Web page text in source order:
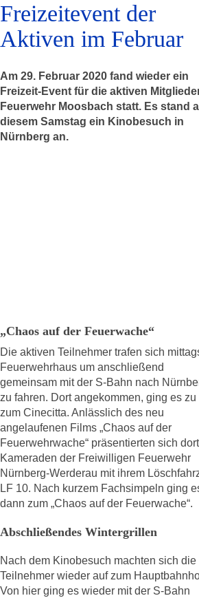
Freizeit­event der
Aktiven im Feb­ru­ar
Am 29. Februar 2020 fand wieder ein
Freizeit-Event für die aktiven
Feuerwehr Moosbach statt. Es stand
diesem Samstag ein Kinobesuch in
Nürnberg an.
„Chaos auf der Feuerwache“
Die aktiven Teilnehmer trafen sich
Feuerwehrhaus um anschließend
gemeinsam mit der S-Bahn nach
zu fahren. Dort angekommen, ging es zu
zum Cinecitta. Anlässlich des neu
angelaufenen Films „Chaos auf der
Feuerwehrwache“ präsentierten sich
Kameraden der Freiwilligen Feuerwehr
Nürnberg-Werderau mit ihrem
LF 10. Nach kurzem Fachsimpeln ging
dann zum „Chaos auf der Feuerwache“.
Abschließendes Wintergrillen
Nach dem Kinobesuch machten sich die
Teilnehmer wieder auf zum
Von hier ging es wieder mit der S-Bahn